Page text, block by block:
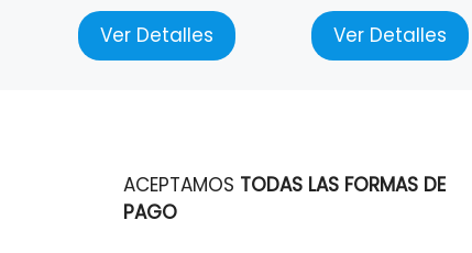
Ver Detalles Ver Detalles
ACEPTAMOS TODAS LAS FORMAS DE
PAGO